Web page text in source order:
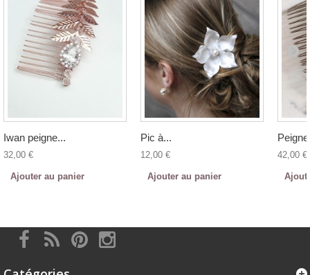
Iwan peigne...
32,00 €
Ajouter au panier
Pic à...
12,00 €
Ajouter au panier
42,00 €